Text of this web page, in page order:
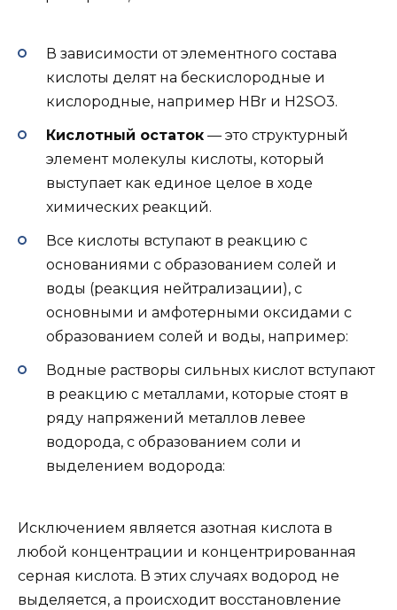
В зависимости от элементного состава
кислоты делят на бескислородные и
кислородные, например HBr и H2SO3.
Кислотный остаток — это структурный
элемент молекулы кислоты, который
выступает как единое целое в ходе
химических реакций.
Все кислоты вступают в реакцию с
основаниями с образованием солей и
воды (реакция нейтрализации), с
основными и амфотерными оксидами с
образованием солей и воды, например:
Водные растворы сильных кислот вступают
в реакцию с металлами, которые стоят в
ряду напряжений металлов левее
водорода, с образованием соли и
выделением водорода:
Исключением является азотная кислота в
любой концентрации и концентрированная
серная кислота. В этих случаях водород не
выделяется, а происходит восстановление